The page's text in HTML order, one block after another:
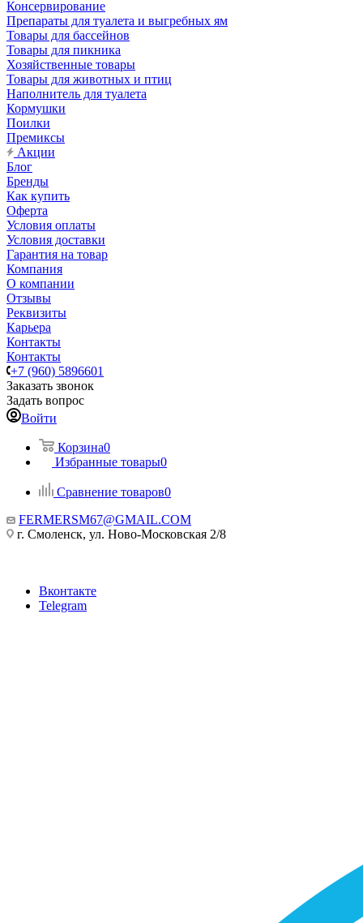
Консервирование
Препараты для туалета и выгребных ям
Товары для бассейнов
Товары для пикника
Хозяйственные товары
Товары для животных и птиц
Наполнитель для туалета
Кормушки
Поилки
Премиксы
Акции
Блог
Бренды
Как купить
Оферта
Условия оплаты
Условия доставки
Гарантия на товар
Компания
О компании
Отзывы
Реквизиты
Карьера
Контакты
Контакты
+7 (960) 5896601
Заказать звонок
Задать вопрос
Войти
Корзина0
Избранные товары0
Сравнение товаров0
FERMERSM67@GMAIL.COM
г. Смоленск, ул. Ново-Московская 2/8
Вконтакте
Telegram